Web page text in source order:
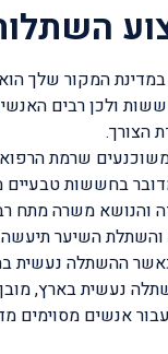
במדינת המקור שלך
ולכן רבים
הצורך.
שרמת
בחששות
והנושא משרה מתח
השיער
ההשתלה נעשית
נעשית בארץ,
עבור אנשים